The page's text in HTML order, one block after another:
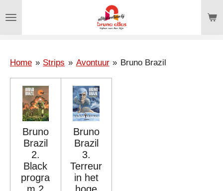
direct
hoofdinhoud
Home » Strips » Avontuur » Bruno Brazil
Bruno
Brazil
2.
Black
progra
Bruno
Brazil
3.
Terreur
in het